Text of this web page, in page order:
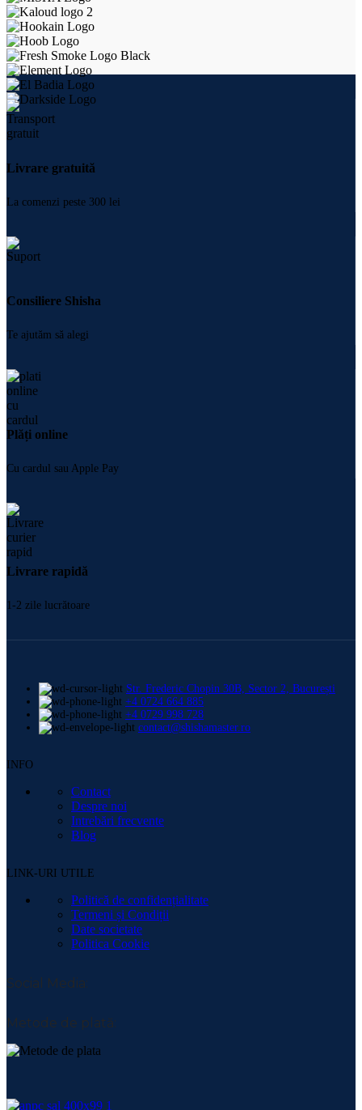
Livrare gratuită
La comenzi peste 300 lei
Consiliere Shisha
Te ajutăm să alegi
Plăți online
Cu cardul sau Apple Pay
Livrare rapidă
1-2 zile lucrătoare
Str. Frederic Chopin 30B, Sector 2, București
+4 0724 664 885
+4 0729 998 728
contact@shishamaster.ro
INFO
Contact
Despre noi
Intrebări frecvente
Blog
LINK-URI UTILE
Politică de confidențialitate
Termeni și Condiții
Date societate
Politica Cookie
Social Media:
Metode de plată: